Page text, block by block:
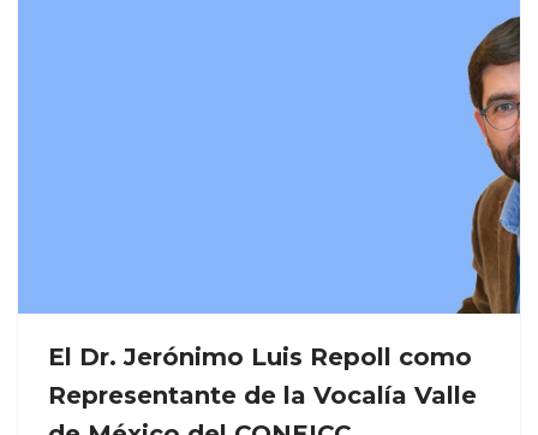
El Dr. Jerónimo Luis Repoll como
Representante de la Vocalía Valle